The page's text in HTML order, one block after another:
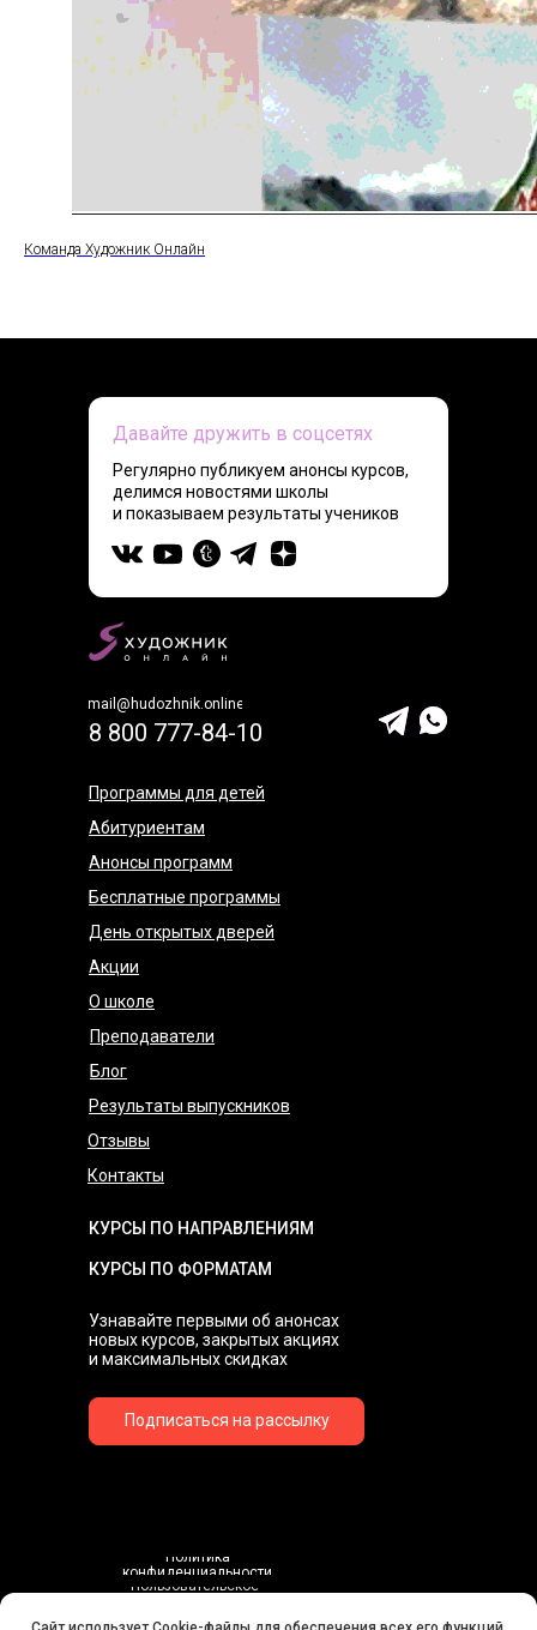
Команда Художник Онлайн
Давайте дружить в соцсетях
mail@hudozhnik.online
Узнавайте первыми об анонсах
новых курсов, закрытых акциях
и максимальных скидках
Договор-оферта
Политика
конфиденциальности
Пользовательское
Регулярно публикуем анонсы курсов,
делимся новостями школы
и показываем результаты учеников
8 800 777-84-10
КУРСЫ ПО НАПРАВЛЕНИЯМ
КУРСЫ ПО ФОРМАТАМ
Программы для детей
Абитуриентам
Анонсы программ
Бесплатные программы
День открытых дверей
Акции
О школе
Преподаватели
Блог
Результаты выпускников
Отзывы
Контакты
Подписаться на рассылку